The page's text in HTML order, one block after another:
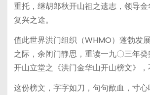
重托，继胡郎秋开山祖之遗志，领导
复兴之途。
值此世界洪门组织（WHMO）蓬勃发
之际，余闭门静思，重读一九〇三年
开山立堂之《洪门金华山开山榜文》，
这份榜文，字字如刀，句句歃血，寸